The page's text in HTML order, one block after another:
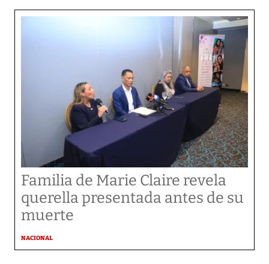
Familia de Marie Claire revela
querella presentada antes de su
muerte
NACIONAL